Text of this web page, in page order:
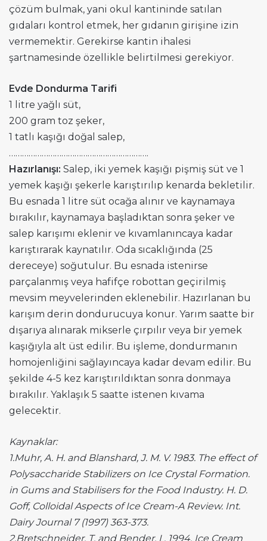
çözüm bulmak, yani okul kantininde satılan
gıdaları kontrol etmek, her gıdanın girişine izin
vermemektir. Gerekirse kantin ihalesi
şartnamesinde özellikle belirtilmesi gerekiyor.
Evde Dondurma Tarifi
1 litre yağlı süt,
200 gram toz şeker,
1 tatlı kaşığı doğal salep,
……………………………………………………….
Hazırlanışı: Salep, iki yemek kaşığı pişmiş süt ve 1
yemek kaşığı şekerle karıştırılıp kenarda bekletilir.
Bu esnada 1 litre süt ocağa alınır ve kaynamaya
bırakılır, kaynamaya başladıktan sonra şeker ve
salep karışımı eklenir ve kıvamlanıncaya kadar
karıştırarak kaynatılır. Oda sıcaklığında (25
dereceye) soğutulur. Bu esnada istenirse
parçalanmış veya hafifçe robottan geçirilmiş
mevsim meyvelerinden eklenebilir. Hazırlanan bu
karışım derin dondurucuya konur. Yarım saatte bir
dışarıya alınarak mikserle çırpılır veya bir yemek
kaşığıyla alt üst edilir. Bu işleme, dondurmanın
homojenliğini sağlayıncaya kadar devam edilir. Bu
şekilde 4-5 kez karıştırıldıktan sonra donmaya
bırakılır. Yaklaşık 5 saatte istenen kıvama
gelecektir.
Kaynaklar:
1.Muhr, A. H. and Blanshard, J. M. V. 1983. The effect of
Polysaccharide Stabilizers on Ice Crystal Formation.
in Gums and Stabilisers for the Food Industry. H. D.
Goff, Colloidal Aspects of Ice Cream-A Review. Int.
Dairy Journal 7 (1997) 363-373.
2.Bretschneider, T. and Bender, L. 1994. Ice Cream